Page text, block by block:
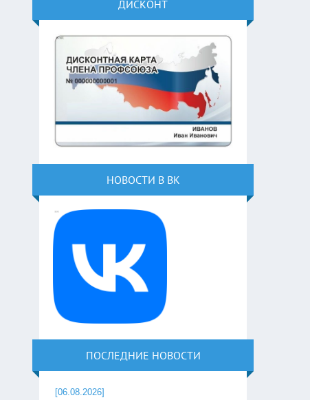
ДИСКОНТ
НОВОСТИ В ВК
ПОСЛЕДНИЕ НОВОСТИ
[06.08.2026]